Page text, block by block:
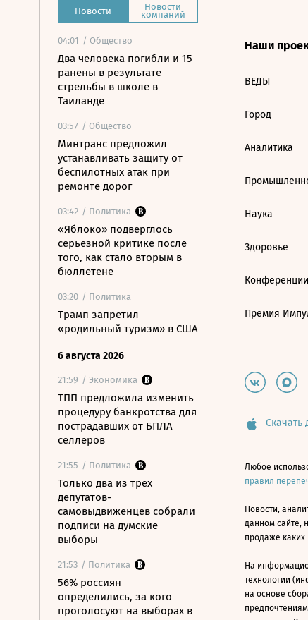
Новости Новости
компаний
04:01 / Общество
Два человека погибли и 15
ранены в результате
стрельбы в школе в
Таиланде
03:57 / Общество
Минтранс предложил
устанавливать защиту от
беспилотных атак при
ремонте дорог
03:42 / Политика
«Яблоко» подверглось
серьезной критике после
того, как стало вторым в
бюллетене
03:20 / Политика
Трамп запретил
«родильный туризм» в США
6 августа 2026
21:59 / Экономика
ТПП предложила изменить
процедуру банкротства для
пострадавших от БПЛА
селлеров
21:55 / Политика
Только два из трех
депутатов-
самовыдвиженцев собрали
подписи на думские
выборы
21:53 / Политика
56% россиян
определились, за кого
проголосуют на выборах в
Наши
ВЕДЫ
Город
Аналитика
Наука
Здоровье
Конференции
Премия
Скачать
Любое
правил
Новости,
данном сайте,
продаже
На
технологии
на основе